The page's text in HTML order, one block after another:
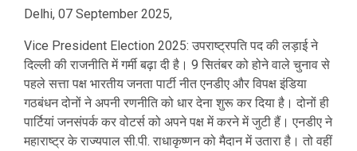
Delhi, 07 September 2025,
Vice President Election 2025: उपराष्ट्रपति पद की लड़ाई ने
दिल्ली की राजनीति में गर्मी बढ़ा दी है। 9 सितंबर को होने वाले चुनाव से
पहले सत्ता पक्ष भारतीय जनता पार्टी नीत एनडीए और विपक्ष इंडिया
गठबंधन दोनों ने अपनी रणनीति को धार देना शुरू कर दिया है। दोनों ही
पार्टियां जनसंपर्क कर वोटर्स को अपने पक्ष में करने में जुटी हैं। एनडीए ने
महाराष्ट्र के राज्यपाल सी.पी. राधाकृष्णन को मैदान में उतारा है। तो वहीं